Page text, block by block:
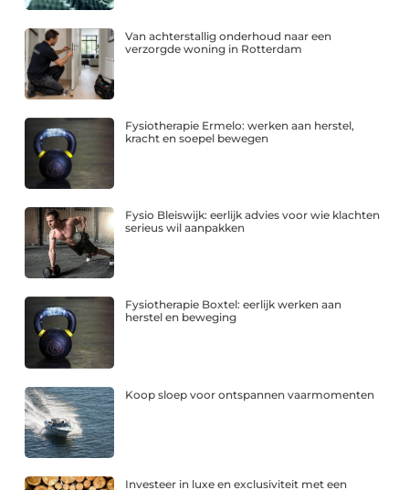
Van achterstallig onderhoud naar een
verzorgde woning in Rotterdam
Fysiotherapie Ermelo: werken aan herstel,
kracht en soepel bewegen
Fysio Bleiswijk: eerlijk advies voor wie klachten
serieus wil aanpakken
Fysiotherapie Boxtel: eerlijk werken aan
herstel en beweging
Koop sloep voor ontspannen vaarmomenten
Investeer in luxe en exclusiviteit met een